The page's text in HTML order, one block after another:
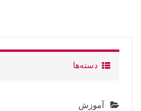
دسته‌ها
آموزش